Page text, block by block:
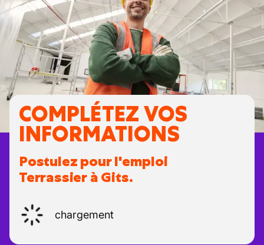
COMPLÉTEZ VOS
INFORMATIONS
Postulez pour l'emploi
Terrassier à Gits.
chargement